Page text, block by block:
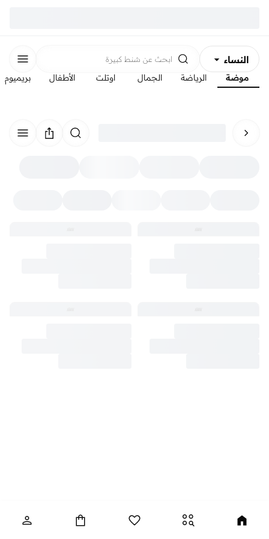
النساء
الرجال
ابحث عن شنط كبيرة
موضة الرياضة الجمال اوتلت الأطفال بريميوم